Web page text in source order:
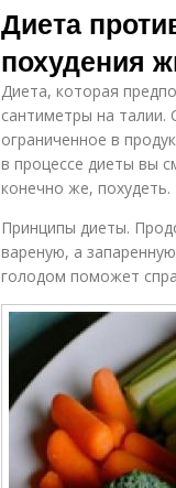
Диета
похудения
Диета, которая
сантиметры на талии.
ограниченное в
в процессе диеты вы
конечно же, похудеть.
Принципы диеты.
вареную, а
голодом поможет